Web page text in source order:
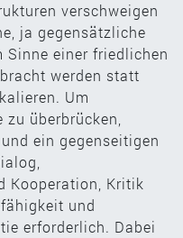
verschweigen
ja gegensätzliche
Sinne einer friedlichen
werden statt
Um
überbrücken,
ein gegenseitigen
Kooperation, Kritik
und
erforderlich. Dabei